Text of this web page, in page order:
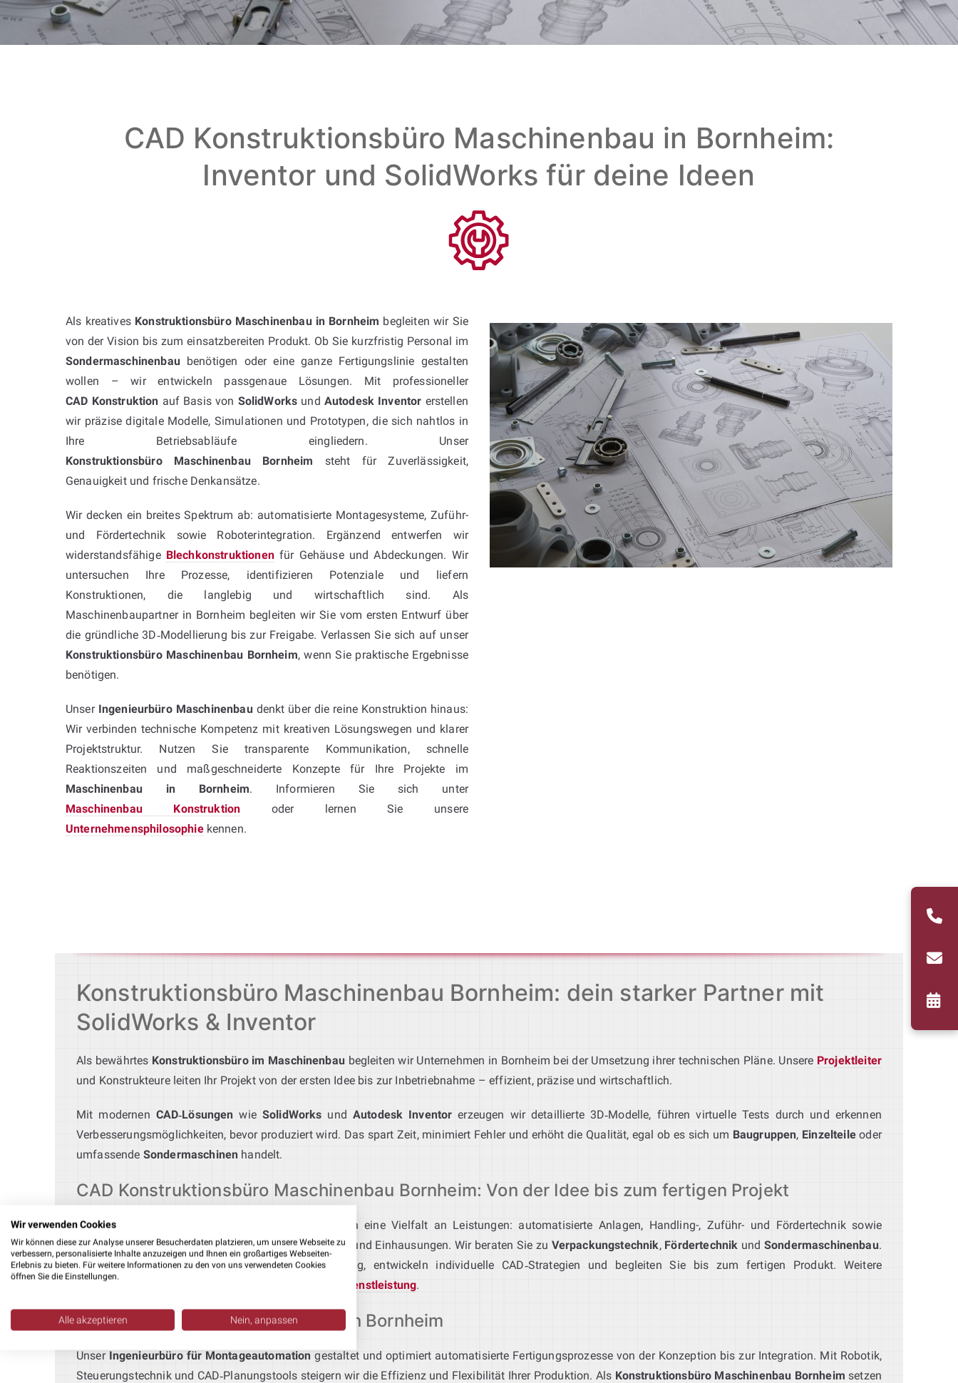
CAD Konstruktionsbüro Maschinenbau in Bornheim:
Inventor und SolidWorks für deine Ideen
Als kreatives Konstruktionsbüro Maschinenbau in Bornheim begleiten wir Sie
von der Vision bis zum einsatzbereiten Produkt. Ob Sie kurzfristig Personal im
Sondermaschinenbaubenötigen oder eine ganze Fertigungslinie gestalten
wollen – wir entwickeln passgenaue Lösungen. Mit professioneller
CAD Konstruktion auf Basis von SolidWorks und Autodesk Inventor erstellen
wir präzise digitale Modelle, Simulationen und Prototypen, die sich nahtlos in
Ihre Betriebsabläufe eingliedern. Unser
Konstruktionsbüro Maschinenbau Bornheim steht für Zuverlässigkeit,
Genauigkeit und frische Denkansätze.
Wir decken ein breites Spektrum ab: automatisierte Montagesysteme, Zuführ-
und Fördertechnik sowie Roboterintegration. Ergänzend entwerfen wir
widerstandsfähige Blechkonstruktionenfür Gehäuse und Abdeckungen. Wir
untersuchen Ihre Prozesse, identifizieren Potenziale und liefern
Konstruktionen, die langlebig und wirtschaftlich sind. Als
Maschinenbaupartner in Bornheim begleiten wir Sie vom ersten Entwurf über
die gründliche 3D‑Modellierung bis zur Freigabe. Verlassen Sie sich auf unser
Konstruktionsbüro Maschinenbau Bornheim, wenn Sie praktische Ergebnisse
benötigen.
Unser Ingenieurbüro Maschinenbaudenkt über die reine Konstruktion hinaus:
Wir verbinden technische Kompetenz mit kreativen Lösungswegen und klarer
Projektstruktur. Nutzen Sie transparente Kommunikation, schnelle
Reaktionszeiten und maßgeschneiderte Konzepte für Ihre Projekte im
Maschinenbau in Bornheim. Informieren Sie sich unter
Maschinenbau Konstruktion oder lernen Sie unsere
Unternehmensphilosophiekennen.
Konstruktionsbüro Maschinenbau Bornheim: dein starker Partner mit
SolidWorks & Inventor
Als bewährtes Konstruktionsbüro im Maschinenbaubegleiten wir Unternehmen in Bornheim bei der Umsetzung ihrer technischen Pläne. Unsere Projektleiter
und Konstrukteure leiten Ihr Projekt von der ersten Idee bis zur Inbetriebnahme – effizient, präzise und wirtschaftlich.
Mit modernen CAD‑Lösungen wie SolidWorks und Autodesk Inventor erzeugen wir detaillierte 3D‑Modelle, führen virtuelle Tests durch und erkennen
Verbesserungsmöglichkeiten, bevor produziert wird. Das spart Zeit, minimiert Fehler und erhöht die Qualität, egal ob es sich um Baugruppen, Einzelteileoder
umfassende Sondermaschinen handelt.
CAD Konstruktionsbüro Maschinenbau Bornheim: Von der Idee bis zum fertigen Projekt
UnserMaschinenbau Büro
in Bornheim bietet Ihnen eine Vielfalt an Leistungen: automatisierte Anlagen, Handling-, Zuführ- und Fördertechnik sowie
maßgeschneiderteBlechkonstruktionenfür Gehäuse und Einhausungen. Wir beraten Sie zu Verpackungstechnik, Fördertechnik und Sondermaschinenbau.
Unsere Ingenieure analysieren Ihre Aufgabenstellung, entwickeln individuelle CAD‑Strategien und begleiten Sie bis zum fertigen Produkt. Weitere
Informationen erhalten Sie unter
CAD Konstruktionsdienstleistung.
Ingenieurbüro Montageautomation Bornheim
Unser Ingenieurbüro für Montageautomation gestaltet und optimiert automatisierte Fertigungsprozesse von der Konzeption bis zur Integration. Mit Robotik,
Steuerungstechnik und CAD‑Planungstools steigern wir die Effizienz und Flexibilität Ihrer Produktion. Als Konstruktionsbüro Maschinenbau Bornheim setzen
Wir verwenden Cookies
Wir können diese zur Analyse unserer Besucherdaten platzieren, um unsere Webseite zu
verbessern, personalisierte Inhalte anzuzeigen und Ihnen ein großartiges Webseiten-
Erlebnis zu bieten. Für weitere Informationen zu den von uns verwendeten Cookies
öffnen Sie die Einstellungen.
Alle akzeptieren Nein, anpassen